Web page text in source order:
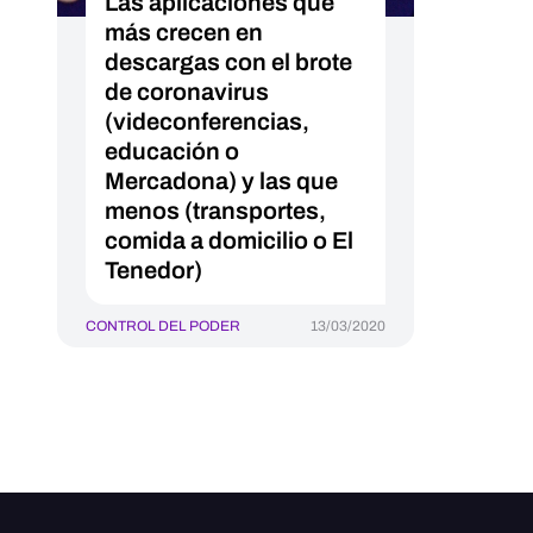
más crecen en
descargas con el brote
de coronavirus
(videconferencias,
educación o
Mercadona) y las que
menos (transportes,
comida a domicilio o El
Tenedor)
CONTROL DEL PODER 13/03/2020